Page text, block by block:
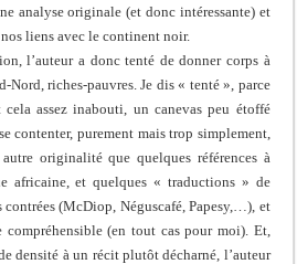
analyse originale (et donc intéressante) et
liens avec le continent noir.
l’auteur a donc tenté de donner corps à
Nord, riches-pauvres. Je dis « tenté », parce
assez inabouti, un canevas peu étoffé
contenter, purement mais trop simplement,
originalité que quelques références à
africaine, et quelques « traductions » de
contrées (McDiop, Néguscafé, Papesy,…), et
compréhensible (en tout cas pour moi). Et,
densité à un récit plutôt décharné, l’auteur